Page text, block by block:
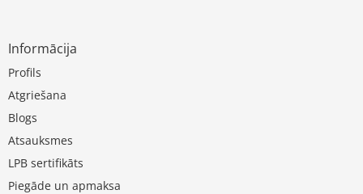
Informācija
Profils
Atgriešana
Blogs
Atsauksmes
LPB sertifikāts
Piegāde un apmaksa